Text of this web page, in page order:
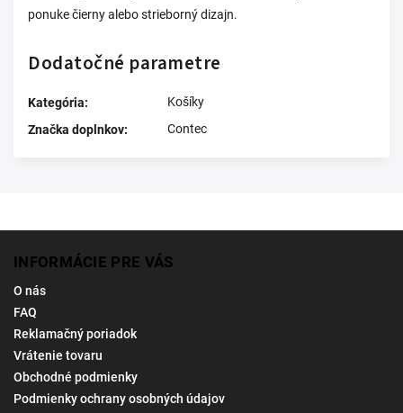
ponuke čierny alebo strieborný dizajn.
Dodatočné parametre
Kategória:
Košíky
Značka doplnkov: Contec
INFORMÁCIE PRE VÁS
O nás
FAQ
Reklamačný poriadok
Vrátenie tovaru
Obchodné podmienky
Podmienky ochrany osobných údajov